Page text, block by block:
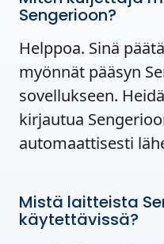
Sengerioon?
Helppoa. Sinä
myönnät pääsyn
sovellukseen.
kirjautua
automaattisesti
Mistä laitteista
käytettävissä?